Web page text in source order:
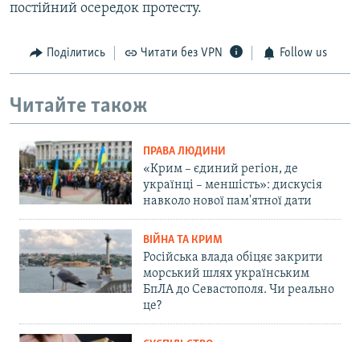
постійний осередок протесту.
Поділитись Читати без VPN Follow us
Читайте також
ПРАВА ЛЮДИНИ
«Крим – єдиний регіон, де
українці – меншість»: дискусія
навколо нової пам'ятної дати
ВІЙНА ТА КРИМ
Російська влада обіцяє закрити
морський шлях українським
БпЛА до Севастополя. Чи реально
це?